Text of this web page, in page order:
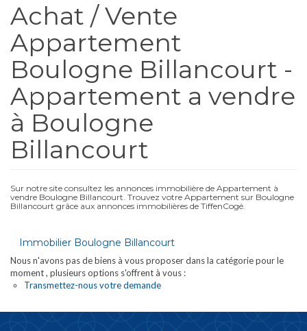
Achat / Vente
Appartement
Boulogne Billancourt -
Appartement a vendre
à Boulogne
Billancourt
Sur notre site consultez les annonces immobilière de Appartement à
vendre Boulogne Billancourt. Trouvez votre Appartement sur Boulogne
Billancourt grâce aux annonces immobilières de TiffenCogé.
Immobilier Boulogne Billancourt
Nous n'avons pas de biens à vous proposer dans la catégorie pour le
moment , plusieurs options s'offrent à vous :
Transmettez-nous votre demande